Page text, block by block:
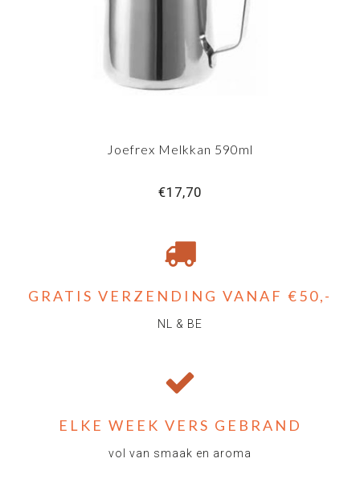
Joefrex Melkkan 590ml
€17,70
GRATIS VERZENDING VANAF €50,-
NL & BE
ELKE WEEK VERS GEBRAND
vol van smaak en aroma